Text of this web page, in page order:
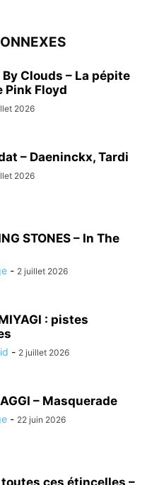
Clouds – La pépite
Pink Floyd
2026
– Daeninckx, Tardi
2026
STONES – In The
- 2 juillet 2026
: pistes
- 2 juillet 2026
– Masquerade
- 22 juin 2026
toutes ces étincelles –